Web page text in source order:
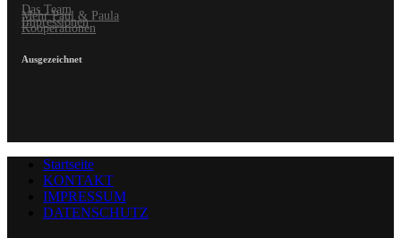
Das Team
Mehr Paul & Paula
Impressionen
Kooperationen
Ausgezeichnet
Startseite
KONTAKT
IMPRESSUM
DATENSCHUTZ